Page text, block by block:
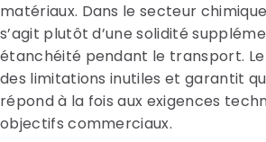
matériaux. Dans le secteur
s’agit plutôt d’une solidité
étanchéité pendant le transport.
des limitations inutiles et garantit
répond à la fois aux exigences
objectifs commerciaux.